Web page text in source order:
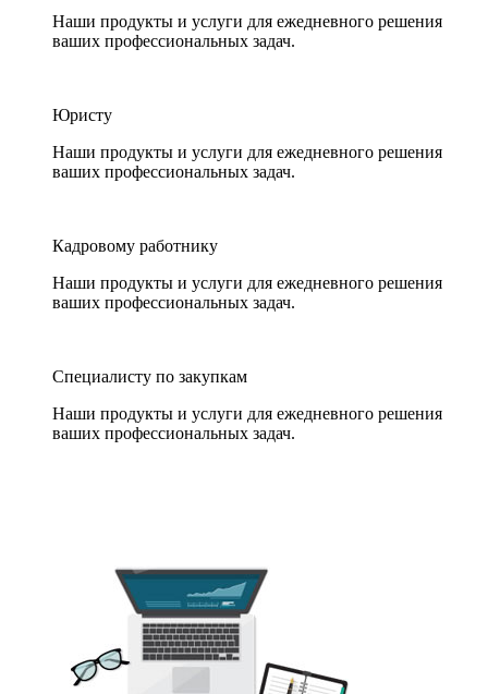
Наши продукты и услуги для ежедневного решения
ваших профессиональных задач.
Юристу
Наши продукты и услуги для ежедневного решения
ваших профессиональных задач.
Кадровому работнику
Наши продукты и услуги для ежедневного решения
ваших профессиональных задач.
Специалисту по закупкам
Наши продукты и услуги для ежедневного решения
ваших профессиональных задач.